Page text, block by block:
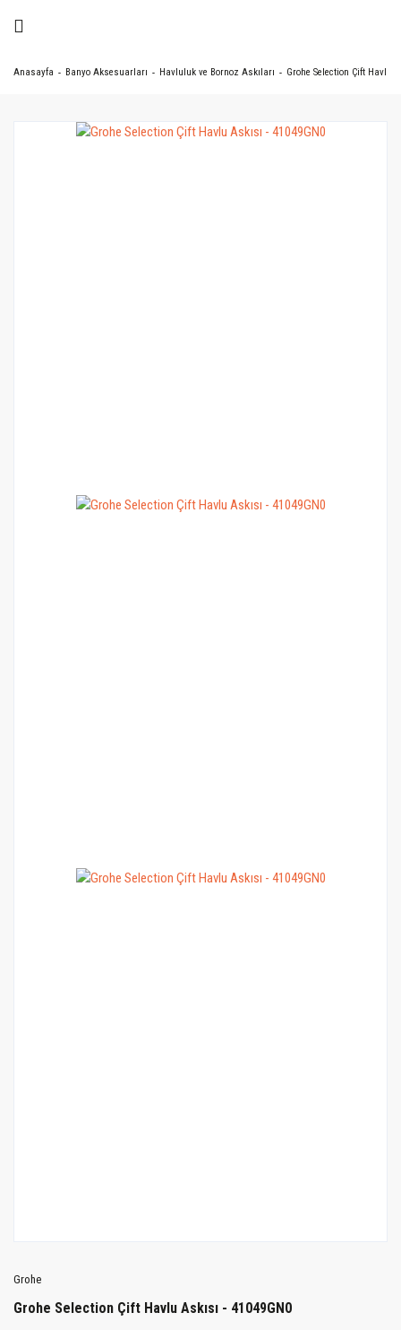
Anasayfa Banyo Aksesuarları Havluluk ve Bornoz Askıları Grohe Selection Çift Havlu
Grohe
Grohe Selection Çift Havlu Askısı - 41049GN0